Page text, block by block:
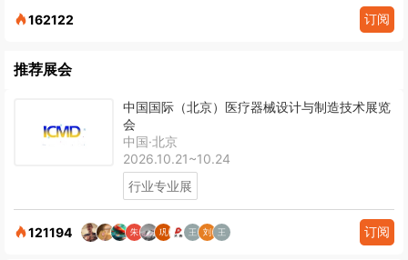
162122 订阅
推荐展会
中国国际（北京）医疗器械设计与制造技术展览
会
中国·北京
2026.10.21~10.24
行业专业展
121194 订阅